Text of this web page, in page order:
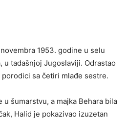
1953. godine u selu
u tadašnjoj Jugoslaviji. Odrastao
sa četiri mlađe sestre.
šumarstvu, a majka Behara bila
Halid je pokazivao izuzetan